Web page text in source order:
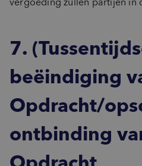
7.
beëindiging
Opdracht/
ontbinding